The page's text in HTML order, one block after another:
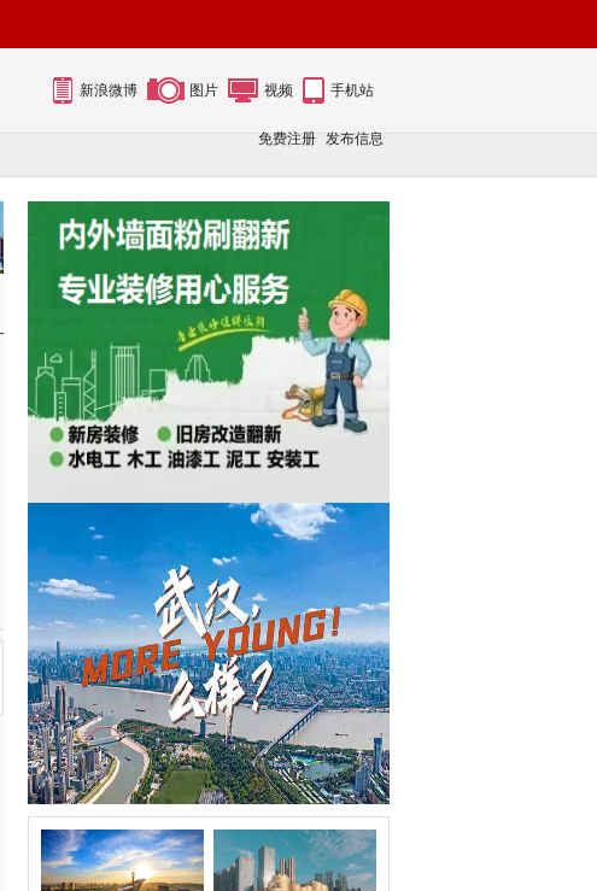
新浪微博 图片 视频 手机站
免费注册 发布信息